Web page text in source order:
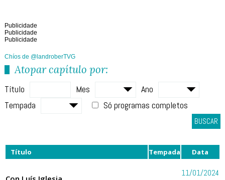
Publicidade
Publicidade
Publicidade
Chíos de @landroberTVG
Atopar capítulo por:
Título Mes
Ano
Tempada
Só programas completos
BUSCAR
Título Tempada Data
11/01/2024